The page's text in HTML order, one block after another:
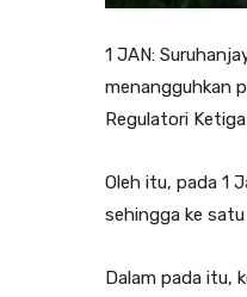
1 JAN:
menangguhkan
Regulatori
Oleh itu, pada 1
sehingga ke
Dalam pada itu,